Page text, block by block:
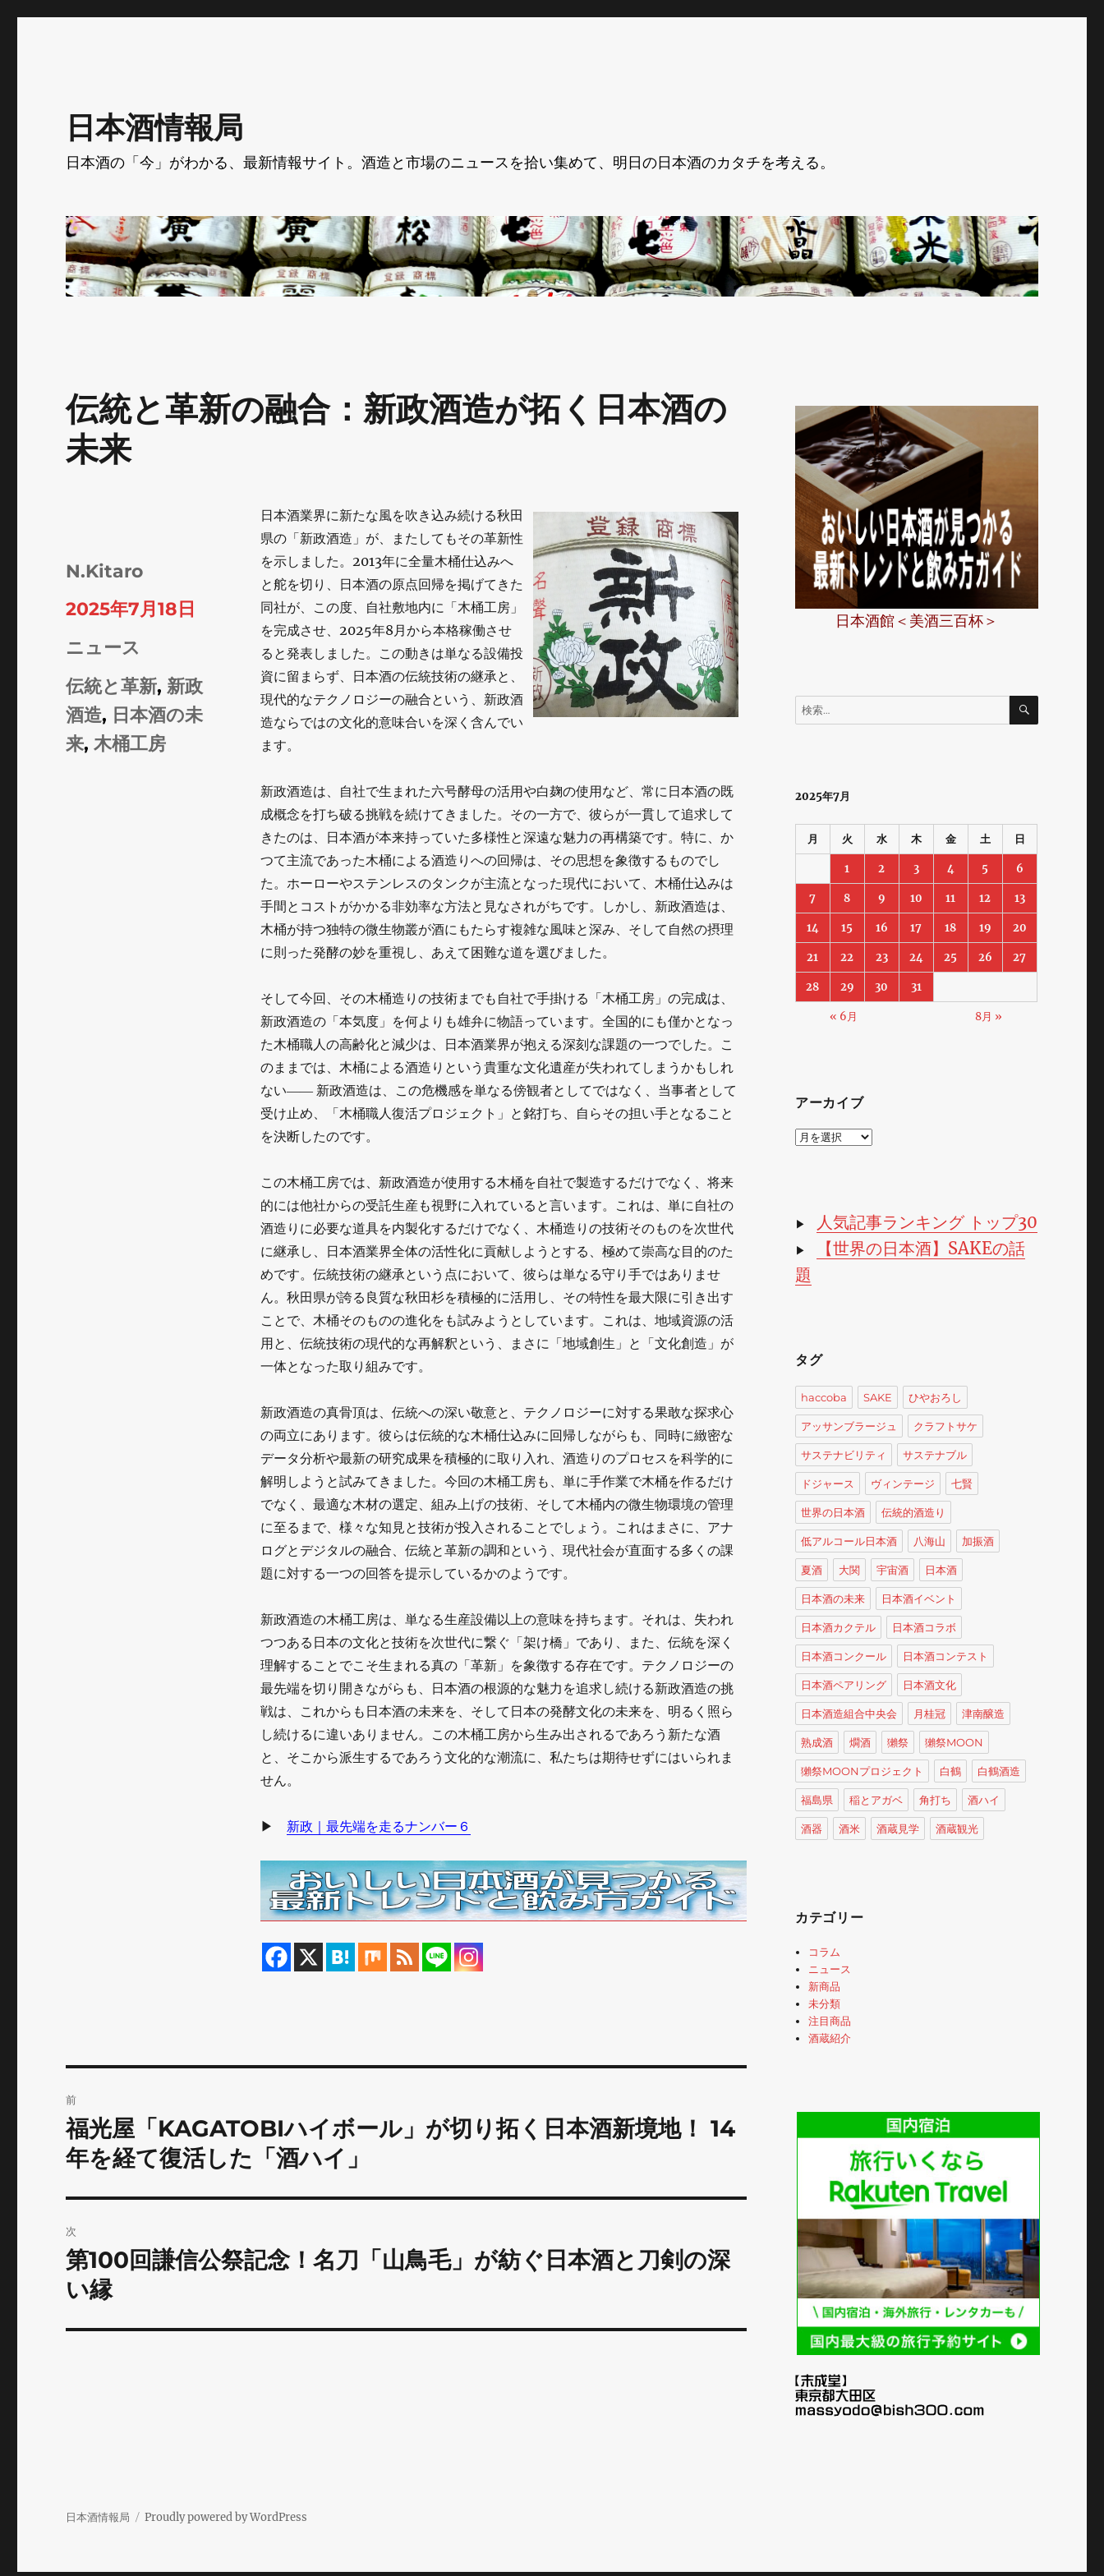
日本酒情報局
日本酒の「今」がわかる、最新情報サイト。酒造と市場のニュースを拾い集めて、明日の日本酒のカタチを考える。
伝統と革新の融合：新政酒造が拓く日本酒の
未来
日本酒業界に新たな風を吹き込み続ける秋田
県の「新政酒造」が、またしてもその革新性
を示しました。2013年に全量木桶仕込みへ
と舵を切り、日本酒の原点回帰を掲げてきた
同社が、この度、自社敷地内に「木桶工房」
を完成させ、2025年8月から本格稼働させ
ると発表しました。この動きは単なる設備投
資に留まらず、日本酒の伝統技術の継承と、
現代的なテクノロジーの融合という、新政酒
造ならではの文化的意味合いを深く含んでい
ます。
新政酒造は、自社で生まれた六号酵母の活用や白麹の使用など、常に日本酒の既
成概念を打ち破る挑戦を続けてきました。その一方で、彼らが一貫して追求して
きたのは、日本酒が本来持っていた多様性と深遠な魅力の再構築です。特に、か
つて主流であった木桶による酒造りへの回帰は、その思想を象徴するものでし
た。ホーローやステンレスのタンクが主流となった現代において、木桶仕込みは
手間とコストがかかる非効率な方法と見なされがちです。しかし、新政酒造は、
木桶が持つ独特の微生物叢が酒にもたらす複雑な風味と深み、そして自然の摂理
に則った発酵の妙を重視し、あえて困難な道を選びました。
そして今回、その木桶造りの技術までも自社で手掛ける「木桶工房」の完成は、
新政酒造の「本気度」を何よりも雄弁に物語っています。全国的にも僅かとなっ
た木桶職人の高齢化と減少は、日本酒業界が抱える深刻な課題の一つでした。こ
のままでは、木桶による酒造りという貴重な文化遺産が失われてしまうかもしれ
ない―― 新政酒造は、この危機感を単なる傍観者としてではなく、当事者として
受け止め、「木桶職人復活プロジェクト」と銘打ち、自らその担い手となること
を決断したのです。
この木桶工房では、新政酒造が使用する木桶を自社で製造するだけでなく、将来
的には他社からの受託生産も視野に入れていると言います。これは、単に自社の
酒造りに必要な道具を内製化するだけでなく、木桶造りの技術そのものを次世代
に継承し、日本酒業界全体の活性化に貢献しようとする、極めて崇高な目的のた
めです。伝統技術の継承という点において、彼らは単なる守り手ではありませ
ん。秋田県が誇る良質な秋田杉を積極的に活用し、その特性を最大限に引き出す
ことで、木桶そのものの進化をも試みようとしています。これは、地域資源の活
用と、伝統技術の現代的な再解釈という、まさに「地域創生」と「文化創造」が
一体となった取り組みです。
新政酒造の真骨頂は、伝統への深い敬意と、テクノロジーに対する果敢な探求心
の両立にあります。彼らは伝統的な木桶仕込みに回帰しながらも、同時に緻密な
データ分析や最新の研究成果を積極的に取り入れ、酒造りのプロセスを科学的に
解明しようと試みてきました。今回の木桶工房も、単に手作業で木桶を作るだけ
でなく、最適な木材の選定、組み上げの技術、そして木桶内の微生物環境の管理
に至るまで、様々な知見と技術が投入されることでしょう。これはまさに、アナ
ログとデジタルの融合、伝統と革新の調和という、現代社会が直面する多くの課
題に対する一つの回答を提示しているかのようです。
新政酒造の木桶工房は、単なる生産設備以上の意味を持ちます。それは、失われ
つつある日本の文化と技術を次世代に繋ぐ「架け橋」であり、また、伝統を深く
理解することでこそ生まれる真の「革新」を象徴する存在です。テクノロジーの
最先端を切り開きながらも、日本酒の根源的な魅力を追求し続ける新政酒造の挑
戦は、これからも日本酒の未来を、そして日本の発酵文化の未来を、明るく照ら
し続けるに違いありません。この木桶工房から生み出されるであろう新たな酒
と、そこから派生するであろう文化的な潮流に、私たちは期待せずにはいられま
せん。
▶ 新政｜最先端を走るナンバー６
投
稿
N.Kitaro
投
稿
2025年7月18日
カ
テ
ゴ
リ
ニュース
タ
グ
伝統と革新, 新政
酒造, 日本酒の未
来,木桶工房
稿
ナ
ゲ
ー
シ
ョ
前
前
の
投
稿:
福光屋「KAGATOBIハイボール」が切り拓く日本酒新境地！ 14
年を経て復活した「酒ハイ」
次
次
の
投
稿:
第100回謙信公祭記念！名刀「山鳥毛」が紡ぐ日本酒と刀剣の深
い縁
日本酒館＜美酒三百杯＞
検
索:
検
2025年7月
月 火 水 木 金 土 日
1 2 3 4 5 6
7 8 9 10 11 12 13
14 15 16 17 18 19 20
21 22 23 24 25 26 27
28 29 30 31
« 6月 8月 »
アーカイブ
ア
▶
人気記事ランキング トップ30
▶
【世界の日本酒】SAKEの話
題
タグ
haccoba SAKE ひやおろし
アッサンブラージュ クラフトサケ
サステナビリティ サステナブル
ドジャース ヴィンテージ 七賢
世界の日本酒 伝統的酒造り
低アルコール日本酒 八海山 加振酒
夏酒 大関 宇宙酒 日本酒
日本酒の未来 日本酒イベント
日本酒カクテル 日本酒コラボ
日本酒コンクール 日本酒コンテスト
日本酒ペアリング 日本酒文化
日本酒造組合中央会 月桂冠 津南醸造
熟成酒 燗酒 獺祭 獺祭MOON
獺祭MOONプロジェクト 白鶴 白鶴酒造
福島県 稲とアガベ 角打ち 酒ハイ
酒器 酒米 酒蔵見学 酒蔵観光
カテゴリー
コラム
ニュース
新商品
未分類
注目商品
酒蔵紹介
日本酒情報局 Proudly powered by WordPress